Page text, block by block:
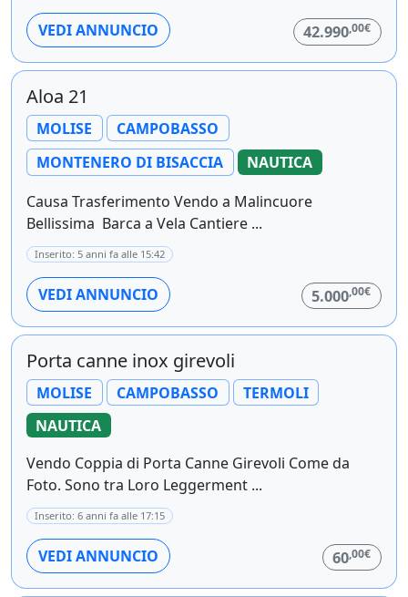
VEDI ANNUNCIO 42.990,00€
Aloa 21
MOLISE
CAMPOBASSO
MONTENERO DI BISACCIA
NAUTICA
Causa Trasferimento Vendo a Malincuore
Bellissima Barca a Vela Cantiere ...
Inserito: 5 anni fa alle 15:42
VEDI ANNUNCIO 5.000,00€
Porta canne inox girevoli
MOLISE CAMPOBASSO
TERMOLI
NAUTICA
Vendo Coppia di Porta Canne Girevoli Come da
Foto. Sono tra Loro Leggerment ...
Inserito: 6 anni fa alle 17:15
VEDI ANNUNCIO 60,00€